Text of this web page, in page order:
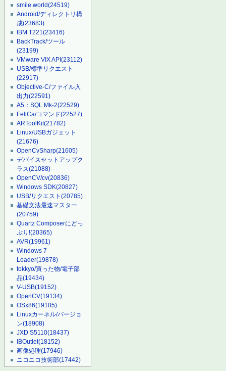
smile.world(24519)
Android/ディレクトリ構
成(23683)
IBM T221(23416)
BackTrack/ツール
(23199)
VMware VIX API(23112)
USB/標準リクエスト
(22917)
Objective-C/ファイル入
出力(22591)
A5：SQL Mk-2(22529)
FeliCa/コマンド(22527)
ARToolKit(21782)
Linux/USBガジェット
(21676)
OpenCvSharp(21605)
デバイスセットアップク
ラス(21088)
OpenCV/cv(20836)
Windows SDK(20827)
USB/リクエスト(20785)
基礎文法最速マスター
(20759)
Quartz Composerにどっ
ぷり!(20365)
AVR(19961)
Windows 7
Loader(19878)
tokkyo/買った物/電子部
品(19434)
V-USB(19152)
OpenCV(19134)
OSx86(19105)
Linuxカーネル/バージョ
ン(18908)
JXD S5110(18437)
IBOutlet(18152)
画像処理(17946)
ニコニコ技術部(17442)